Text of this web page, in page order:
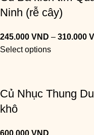
Ninh (rễ cây)
245.000VND –310.000
Select options
Củ Nhục Thung
khô
600.000VND